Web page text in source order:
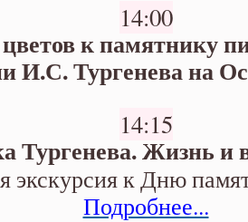
14:00
к памятнику
И.С. Тургенева на
14:15
Тургенева. Жизнь и
экскурсия к Дню
Подробнее...